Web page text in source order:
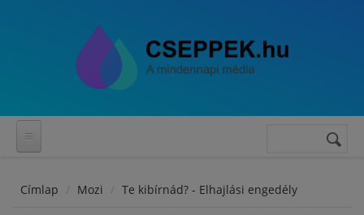
Keresés
Címlap Mozi Te kibírnád? - Elhajlási engedély